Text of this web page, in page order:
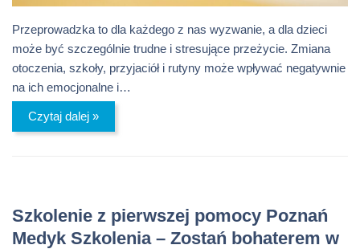
Przeprowadzka to dla każdego z nas wyzwanie, a dla dzieci
może być szczególnie trudne i stresujące przeżycie. Zmiana
otoczenia, szkoły, przyjaciół i rutyny może wpływać negatywnie
na ich emocjonalne i…
Czytaj dalej »
Szkolenie z pierwszej pomocy Poznań
Medyk Szkolenia – Zostań bohaterem w